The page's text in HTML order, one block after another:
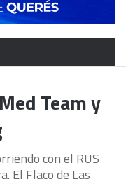
Team y
con el RUS
El Flaco de Las